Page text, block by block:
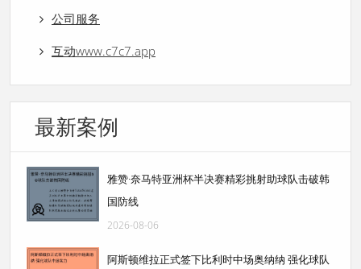
公司服务
互动www.c7c7.app
最新案例
雅赞·奈马特亚洲杯半决赛精彩挑射助球队击破韩
国防线
2026-08-06
阿斯顿维拉正式签下比利时中场奥纳纳 强化球队